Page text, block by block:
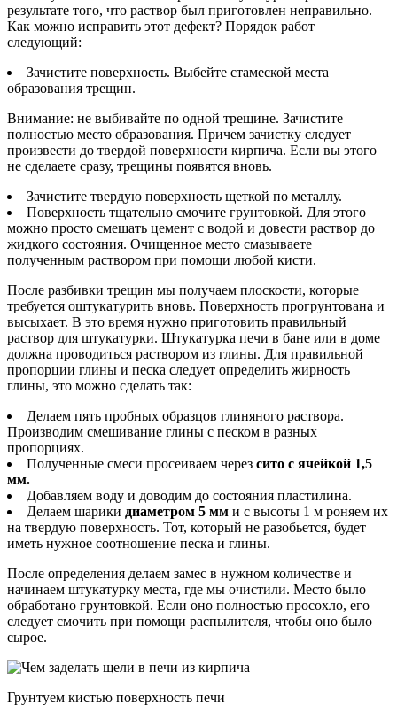
результате того, что раствор был приготовлен неправильно.
Как можно исправить этот дефект? Порядок работ
следующий:
Зачистите поверхность. Выбейте стамеской места
образования трещин.
Внимание: не выбивайте по одной трещине. Зачистите
полностью место образования. Причем зачистку следует
произвести до твердой поверхности кирпича. Если вы этого
не сделаете сразу, трещины появятся вновь.
Зачистите твердую поверхность щеткой по металлу.
Поверхность тщательно смочите грунтовкой. Для этого
можно просто смешать цемент с водой и довести раствор до
жидкого состояния. Очищенное место смазываете
полученным раствором при помощи любой кисти.
После разбивки трещин мы получаем плоскости, которые
требуется оштукатурить вновь. Поверхность прогрунтована и
высыхает. В это время нужно приготовить правильный
раствор для штукатурки. Штукатурка печи в бане или в доме
должна проводиться раствором из глины. Для правильной
пропорции глины и песка следует определить жирность
глины, это можно сделать так:
Делаем пять пробных образцов глиняного раствора.
Производим смешивание глины с песком в разных
пропорциях.
Полученные смеси просеиваем через сито с ячейкой 1,5
мм.
Добавляем воду и доводим до состояния пластилина.
Делаем шарики диаметром 5 мм и с высоты 1 м роняем их
на твердую поверхность. Тот, который не разобьется, будет
иметь нужное соотношение песка и глины.
После определения делаем замес в нужном количестве и
начинаем штукатурку места, где мы очистили. Место было
обработано грунтовкой. Если оно полностью просохло, его
следует смочить при помощи распылителя, чтобы оно было
сырое.
Грунтуем кистью поверхность печи